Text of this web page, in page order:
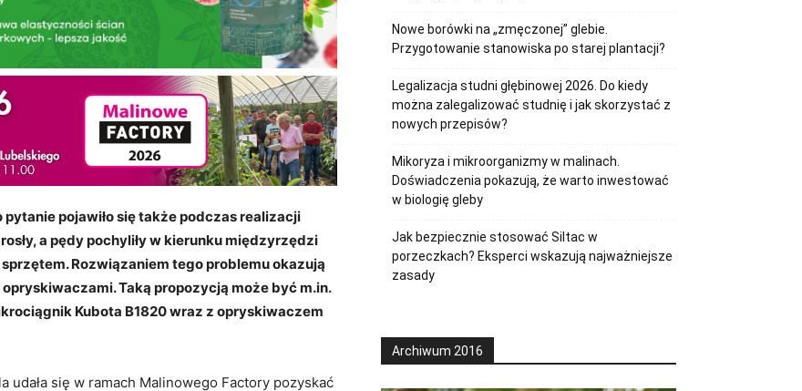
pojawiło się także podczas realizacji
a pędy pochyliły w kierunku międzyrzędzi
Rozwiązaniem tego problemu okazują
Taką propozycją może być m.in.
Kubota B1820 wraz z opryskiwaczem
udała się w ramach Malinowego Factory pozyskać
Nowe borówki na „zmęczonej” glebie.
Przygotowanie stanowiska po starej plantacji?
Legalizacja studni głębinowej 2026. Do kiedy
można zalegalizować studnię i jak skorzystać z
nowych przepisów?
Mikoryza i mikroorganizmy w malinach.
Doświadczenia pokazują, że warto inwestować
w biologię gleby
Jak bezpiecznie stosować Siltac w
porzeczkach? Eksperci wskazują najważniejsze
zasady
Archiwum 2016